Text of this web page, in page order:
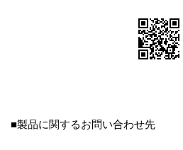
■製品に関するお問い合わせ先